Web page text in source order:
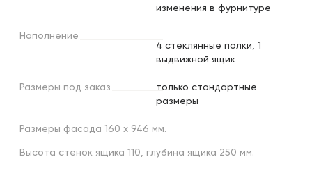
изменения в фурнитуре
Наполнение
4 стеклянные полки, 1
выдвижной ящик
Размеры под заказ
только стандартные
размеры
Размеры фасада 160 х 946 мм.
Высота стенок ящика 110, глубина ящика 250 мм.